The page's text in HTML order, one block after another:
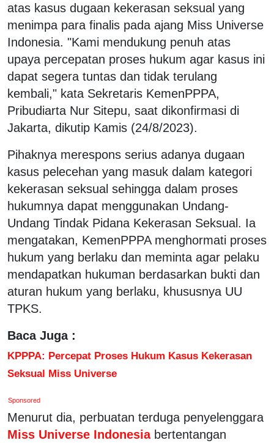
atas kasus dugaan kekerasan seksual yang
menimpa para finalis pada ajang Miss Universe
Indonesia. "Kami mendukung penuh atas
upaya percepatan proses hukum agar kasus ini
dapat segera tuntas dan tidak terulang
kembali," kata Sekretaris KemenPPPA,
Pribudiarta Nur Sitepu, saat dikonfirmasi di
Jakarta, dikutip Kamis (24/8/2023).
Pihaknya merespons serius adanya dugaan
kasus pelecehan yang masuk dalam kategori
kekerasan seksual sehingga dalam proses
hukumnya dapat menggunakan Undang-
Undang Tindak Pidana Kekerasan Seksual. Ia
mengatakan, KemenPPPA menghormati proses
hukum yang berlaku dan meminta agar pelaku
mendapatkan hukuman berdasarkan bukti dan
aturan hukum yang berlaku, khususnya UU
TPKS.
Baca Juga :
KPPPA: Percepat Proses Hukum Kasus Kekerasan
Seksual Miss Universe
Sponsored
Menurut dia, perbuatan terduga penyelenggara
Miss Universe Indonesia bertentangan